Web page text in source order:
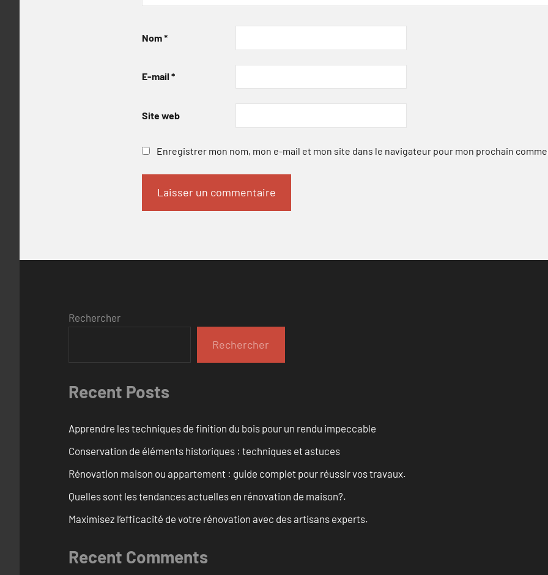
Nom*
E-mail *
Site web
Enregistrer mon nom, mon e-mail et mon site dans le navigateur pour mon prochain
Rechercher
Rechercher
Recent Posts
Apprendre les techniques de finition du bois pour un rendu impeccable
Conservation de éléments historiques : techniques et astuces
Rénovation maison ou appartement : guide complet pour réussir vos travaux.
Quelles sont les tendances actuelles en rénovation de maison?.
Maximisez l’efficacité de votre rénovation avec des artisans experts.
Recent Comments